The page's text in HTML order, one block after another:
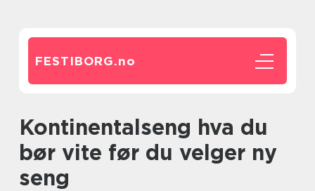
FESTIBORG.no
Kontinentalseng hva du
bør vite før du velger ny
seng